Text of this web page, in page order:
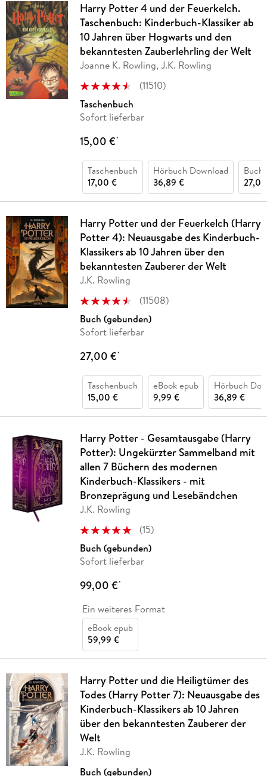
Harry Potter 4 und der Feuerkelch.
Taschenbuch: Kinderbuch-Klassiker ab
10 Jahren über Hogwarts und den
bekanntesten Zauberlehrling der Welt
Joanne K. Rowling, J.K. Rowling
(11510)
Taschenbuch
Sofort lieferbar
15,00 €*
Taschenbuch
17,00 €
Hörbuch Download
36,89 €
Buch
Harry Potter und der Feuerkelch (Harry
Potter 4): Neuausgabe des Kinderbuch-
Klassikers ab 10 Jahren über den
bekanntesten Zauberer der Welt
J.K. Rowling
(11508)
Buch (gebunden)
Sofort lieferbar
27,00 €*
Taschenbuch
15,00 €
eBook epub
9,99 €
Hörbuch
36,89 €
Harry Potter - Gesamtausgabe (Harry
Potter): Ungekürzter Sammelband mit
allen 7 Büchern des modernen
Kinderbuch-Klassikers - mit
Bronzeprägung und Lesebändchen
J.K. Rowling
(15)
Buch (gebunden)
Sofort lieferbar
99,00 €*
Ein weiteres Format
eBook epub
59,99 €
Harry Potter und die Heiligtümer des
Todes (Harry Potter 7): Neuausgabe des
Kinderbuch-Klassikers ab 10 Jahren
über den bekanntesten Zauberer der
Welt
J.K. Rowling
Buch (gebunden)